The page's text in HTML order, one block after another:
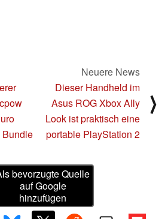
Bundle
Neuere News
Dieser Handheld im
Asus ROG Xbox Ally
Look ist praktisch eine
portable PlayStation 2
⟩
bevorzugte Quelle
auf Google
hinzufügen